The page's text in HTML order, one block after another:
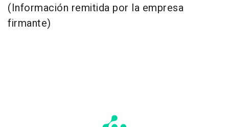
(Información remitida por la empresa
firmante)